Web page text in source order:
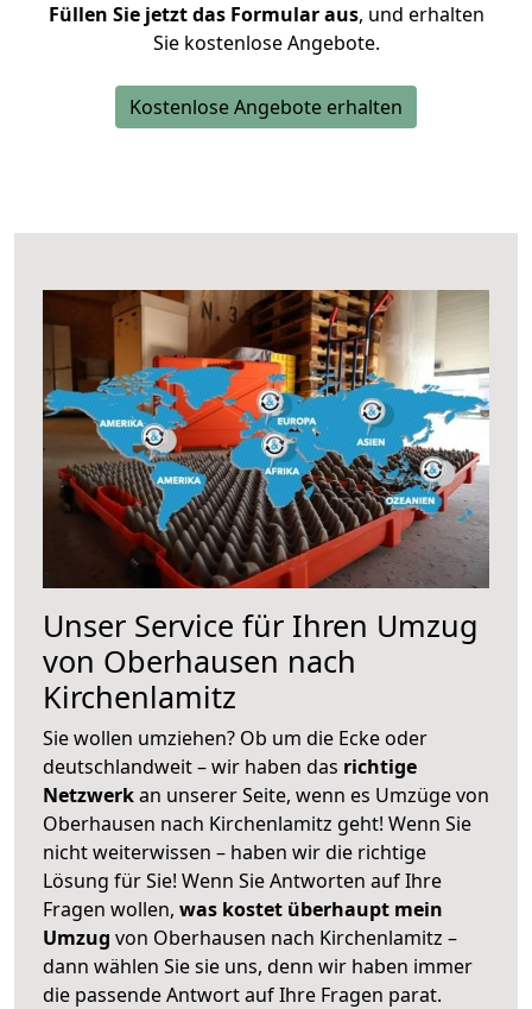
Füllen Sie jetzt das Formular aus, und erhalten
Sie kostenlose Angebote.
Kostenlose Angebote erhalten
Unser Service für Ihren Umzug
von Oberhausen nach
Kirchenlamitz
Sie wollen umziehen? Ob um die Ecke oder
deutschlandweit – wir haben das richtige
Netzwerkan unserer Seite, wenn es Umzüge von
Oberhausen nach Kirchenlamitz geht! Wenn Sie
nicht weiterwissen – haben wir die richtige
Lösung für Sie! Wenn Sie Antworten auf Ihre
Fragen wollen, was kostet überhaupt mein
Umzug von Oberhausen nach Kirchenlamitz –
dann wählen Sie sie uns, denn wir haben immer
die passende Antwort auf Ihre Fragen parat.